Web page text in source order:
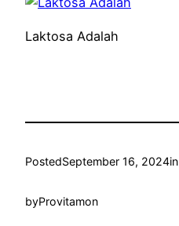
Laktosa Adalah
PostedSeptember 16, 2024in
byProvitamon